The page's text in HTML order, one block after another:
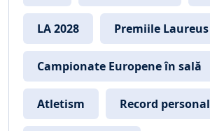
LA 2028 Premiile Laureus
Campionate Europene în sală
Atletism Record personal